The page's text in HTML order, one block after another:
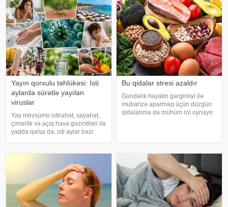
Yayın qorxulu təhlükəsi: İsti
aylarda sürətlə yayılan
viruslar
Yay mövsümü istirahət, səyahət,
çimərlik və açıq hava gəzintiləri ilə
yadda qalsa da, isti aylar bəzi
Buna səbəb təkcə yüksək
temperatur deyil. Açıq havad
Bu qidalar stresi azaldır
Gündəlik həyatın gərginliyi ilə
mübarizə aparmaq üçün düzgün
qidalanma da mühüm rol oynayır.
təsirlərini azaltmağa kömək edə